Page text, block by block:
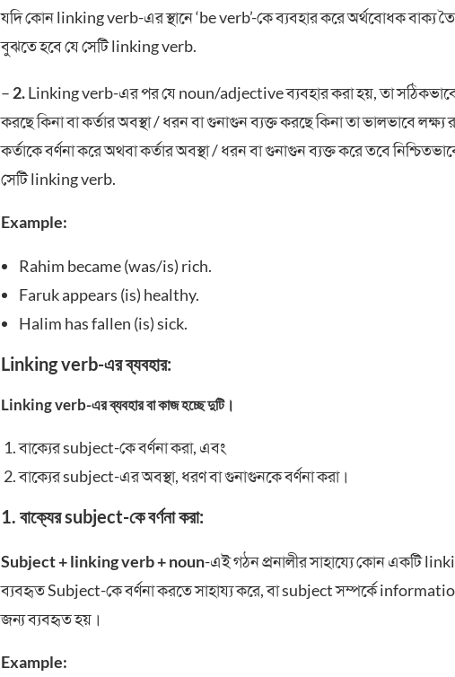
যদি কোন linking verb-এর স্থানে ‘be verb’-কে ব্যবহার করে অর্থবোধক বাক্য
বুঝতে হবে যে সেটি linking verb.
– 2.Linking verb-এর পর যে noun/adjective ব্যবহার করা হয়, তা সঠিকভাবে
করছে কিনা বা কর্তার অবস্থা / ধরন বা গুনাগুন ব্যক্ত করছে কিনা তা ভালভাবে
কর্তাকে বর্ণনা করে অথবা কর্তার অবস্থা / ধরন বা গুনাগুন ব্যক্ত করে তবে
সেটি linking verb.
Example:
Rahim became (was/is) rich.
Faruk appears (is) healthy.
Halim has fallen (is) sick.
Linking verb-এর ব্যবহার:
Linking verb-এর ব্যবহার বা কাজ হচ্ছে দুটি।
বাক্যের subject-কে বর্ণনা করা, এবং
বাক্যের subject-এর অবস্থা, ধরণ বা গুনাগুনকে বর্ণনা করা।
1. বাক্যের subject-কে বর্ণনা করা:
Subject + linking verb + noun-এই গঠন প্রনালীর সাহায্যে কোন একটি
ব্যবহৃত Subject-কে বর্ণনা করতে সাহায্য করে, বা subject সম্পর্কে
জন্য ব্যবহৃত হয়।
Example: